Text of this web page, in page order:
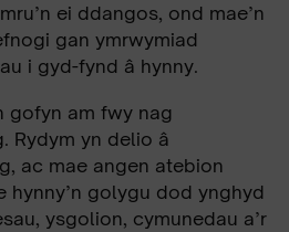
ei ddangos, ond mae’n
gan ymrwymiad
i gyd-fynd â hynny.
gofyn am fwy nag
Rydym yn delio â
ac mae angen atebion
hynny’n golygu dod ynghyd
ysgolion, cymunedau a’r